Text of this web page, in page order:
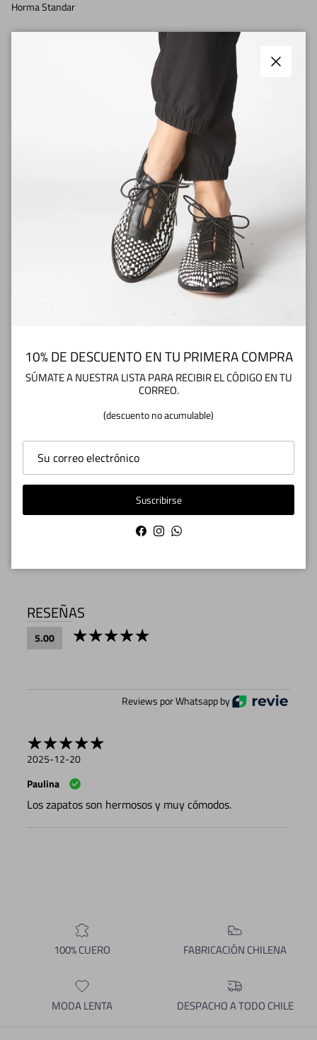
Horma Standar
Nuestros productos se fabrican en pocas cantidades, por lo tanto el
envío puede tardar entre 5 días y 20 días. Luego que realices tu compra
te llegará un email con la fecha estimada.
Cambios y Devoluciones
¿TIENES DUDAS O CONSULTAS? Escríbenos
a info@zapatoscuarentatacos.cl
RESEÑAS
5.00
Reviews por Whatsapp by
2025-12-20
Paulina
Los zapatos son hermosos y muy cómodos.
100% CUERO FABRICACIÓN CHILENA
MODA LENTA DESPACHO A TODO CHILE
10% DE DESCUENTO EN TU PRIMERA COMPRA
SÚMATE A NUESTRA LISTA PARA RECIBIR EL CÓDIGO EN TU
CORREO.
(descuento no acumulable)
Suscribirse
Facebook
InstagramWhatsApp